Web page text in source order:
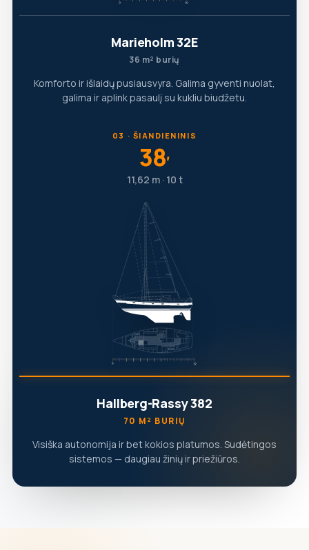
Marieholm 32E
36 m² burių
Komforto ir išlaidų pusiausvyra. Galima gyventi nuolat,
galima ir aplink pasaulį su kukliu biudžetu.
03 · ŠIANDIENINIS
38′
11,62 m · 10 t
Hallberg-Rassy 382
70 M² BURIŲ
Visiška autonomija ir bet kokios platumos. Sudėtingos
sistemos — daugiau žinių ir priežiūros.